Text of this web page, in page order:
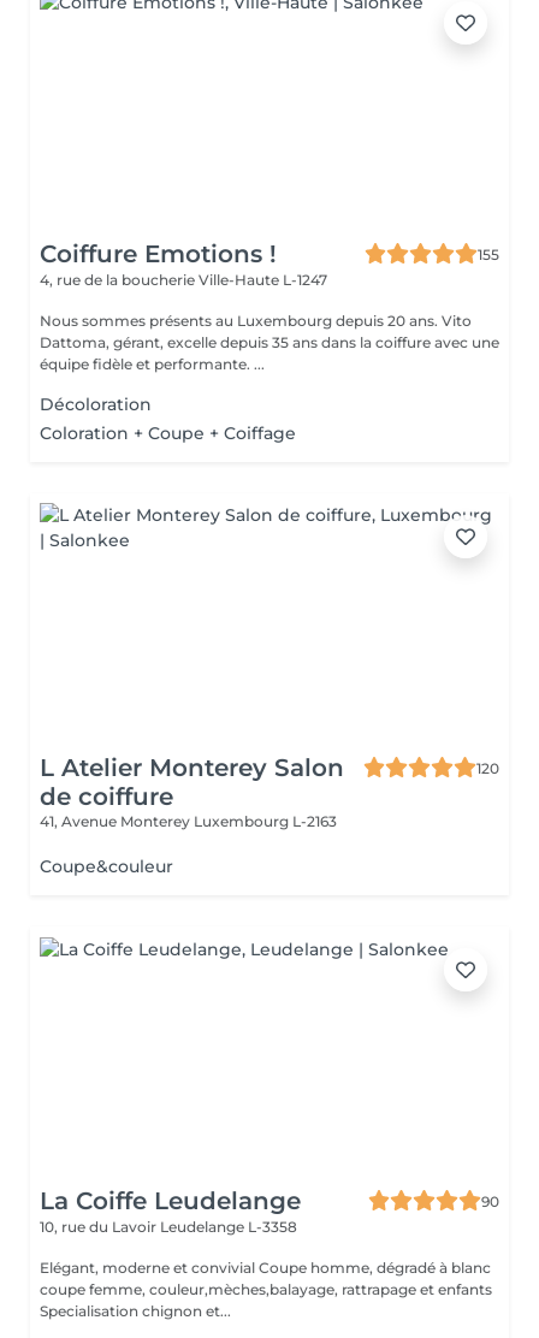
Coiffure Emotions !
155
4, rue de la boucherie Ville-Haute L-1247
Nous sommes présents au Luxembourg depuis 20 ans. Vito
Dattoma, gérant, excelle depuis 35 ans dans la coiffure avec une
équipe fidèle et performante. ...
Décoloration
Coloration + Coupe + Coiffage
L Atelier Monterey Salon
de coiffure
120
41, Avenue Monterey Luxembourg L-2163
Coupe&couleur
La Coiffe Leudelange
90
10, rue du Lavoir Leudelange L-3358
Elégant, moderne et convivial Coupe homme, dégradé à blanc
coupe femme, couleur,mèches,balayage, rattrapage et enfants
Specialisation chignon et...